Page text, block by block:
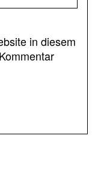
in diesem